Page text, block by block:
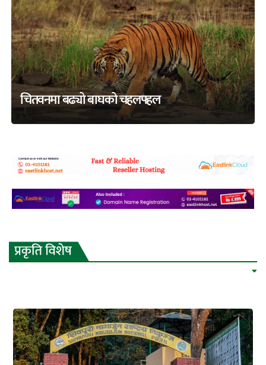
चितवनमा बढ्यो बाघको चहलपहल